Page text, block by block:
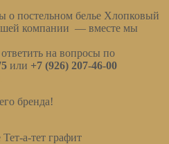
о постельном белье Хлопковый
компании — вместе мы
на вопросы по
или +7 (926) 207-46-00
бренда!
а-тет графит